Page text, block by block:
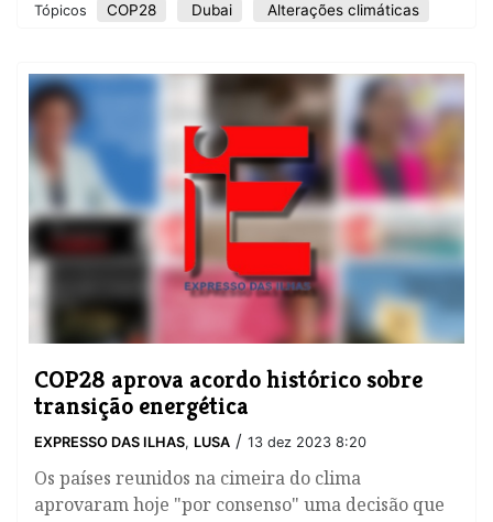
Tópicos COP28 Dubai Alterações climáticas
COP28 aprova acordo histórico sobre
transição energética
EXPRESSO DAS ILHAS, LUSA / 13 dez 2023 8:20
Os países reunidos na cimeira do clima
aprovaram hoje "por consenso" uma decisão que